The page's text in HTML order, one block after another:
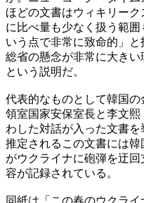
ほどの文書はウィキリー
に比べ量も少なく扱う範
いう点で非常に致命的」
総省の懸念が非常に大き
という説明だ。
代表的なものとして韓国
領室国家安保室長と李文
わした対話が入った文書
推定されるこの文書には
がウクライナに砲弾を迂
容が記録されている。
同紙は「この春のウクラ